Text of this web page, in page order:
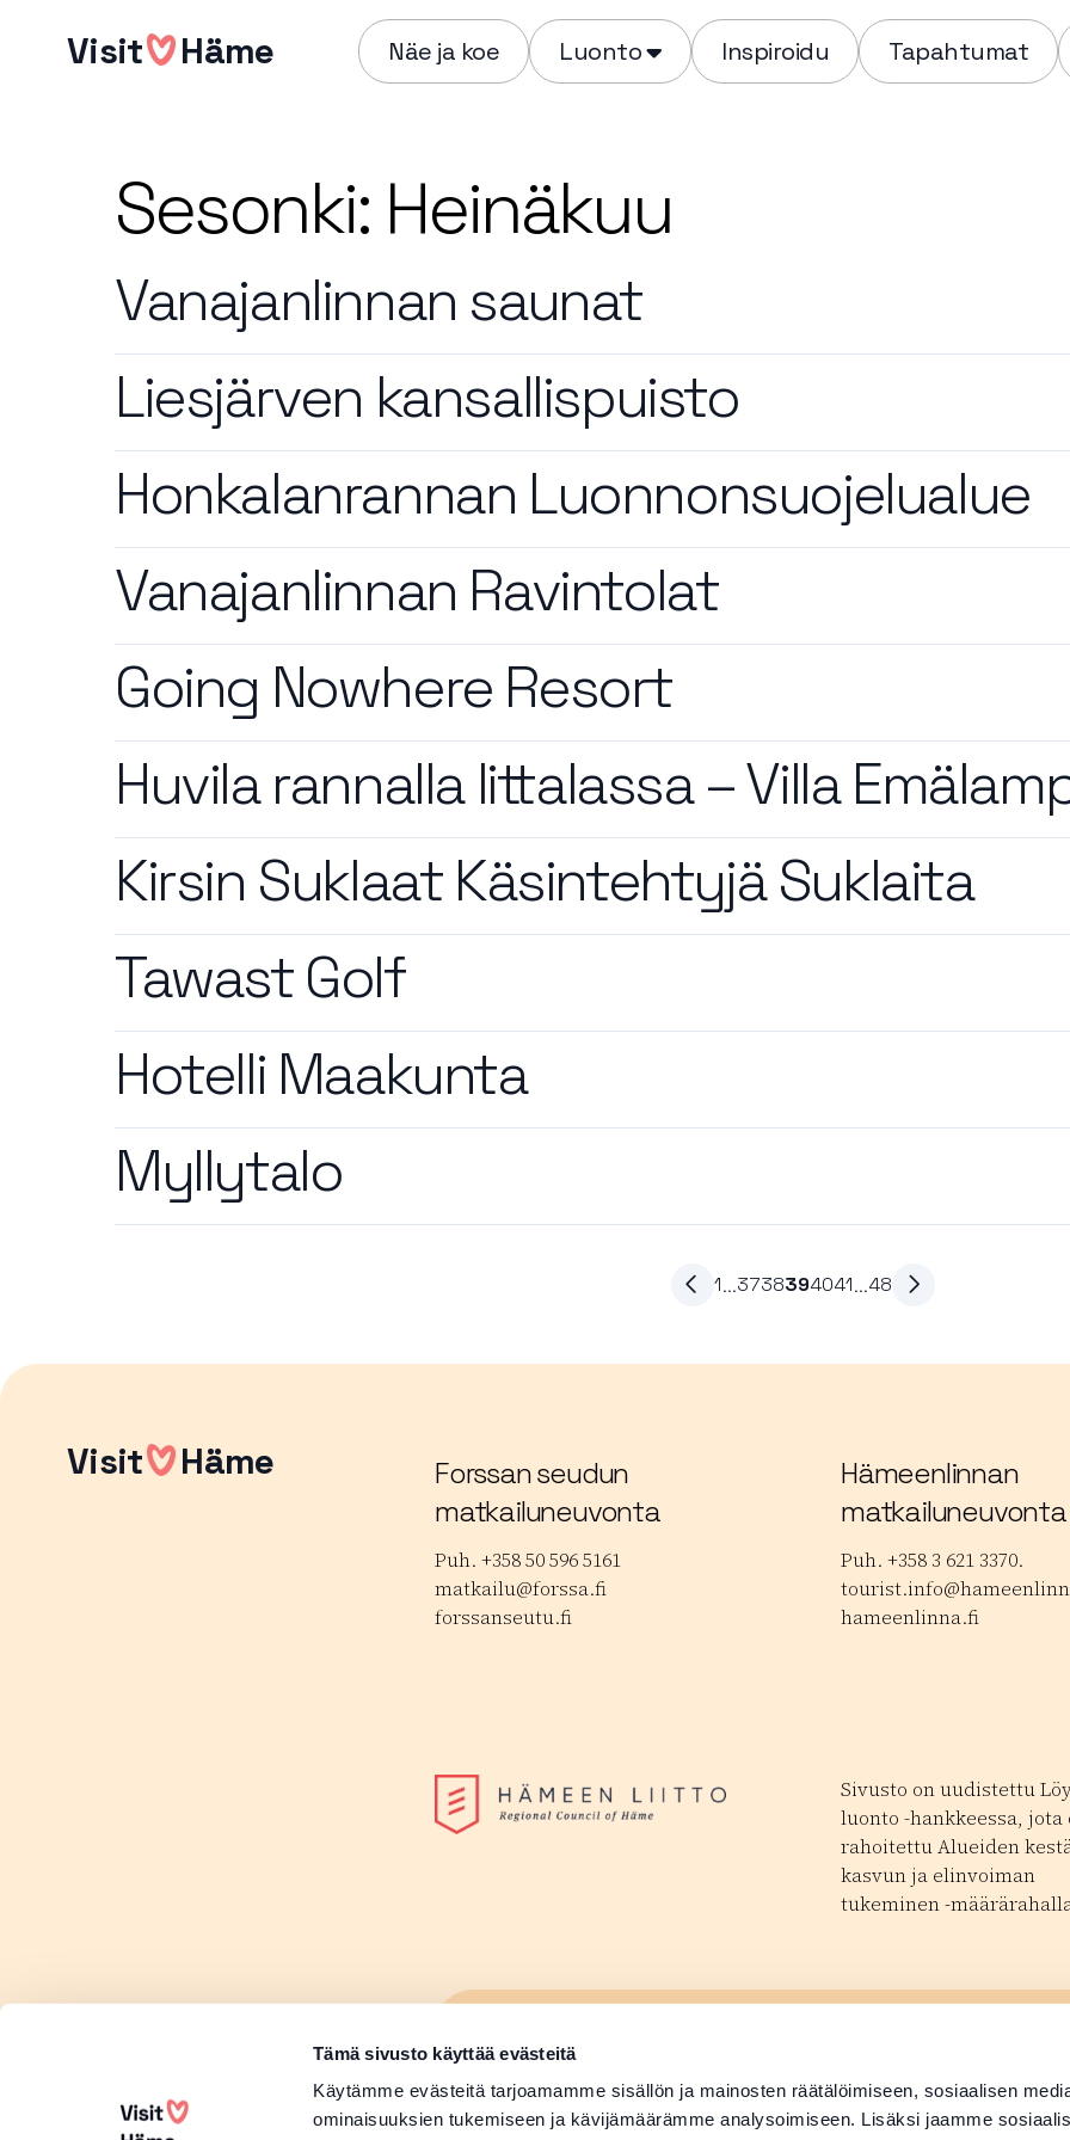
Tämä sivusto käyttää evästeitä
Käytämme evästeitä tarjoamamme sisällön ja mainosten räätälöimiseen, sosiaalisen
ominaisuuksien tukemiseen ja kävijämäärämme analysoimiseen. Lisäksi jaamme
sisältöönVisit Häme Näe ja koe Luonto Inspiroidu Tapahtumat
Sesonki: Heinäkuu
Vanajanlinnan saunat
Liesjärven kansallispuisto
Honkalanrannan Luonnonsuojelualue
Vanajanlinnan Ravintolat
Going Nowhere Resort
Huvila rannalla Iittalassa – Villa
Kirsin Suklaat Käsintehtyjä Suklaita
Tawast Golf
Hotelli Maakunta
Myllytalo
sivutus
1…3738394041…48
Visit Häme
Forssan seudun
matkailuneuvonta
Puh. +358 50 596 5161
matkailu@forssa.fi
forssanseutu.fi
Hämeenlinnan
matkailuneuvonta
Puh. +358 3 621 3370.
hameenlinna.fi
Sivusto on uudistettu
luonto -hankkeessa, jota
rahoitettu Alueiden
kasvun ja elinvoiman
tukeminen -
Lisää tapahtuma
Sivu avautuu uudessa ikkunassa
Lisää tuotetiedot
Medialle